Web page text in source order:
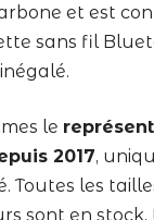
et est
sans fil
le
2017,
Toutes les
sont en